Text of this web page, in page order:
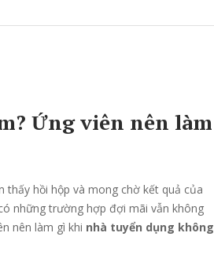
Ứng viên nên làm
thấy hồi hộp và mong chờ kết quả của
những trường hợp đợi mãi vẫn không
nên làm gì khi nhà tuyển dụng không